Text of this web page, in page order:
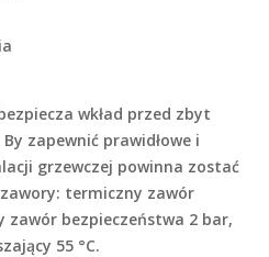
wkład przed zbyt
zapewnić prawidłowe i
grzewczej powinna zostać
termiczny zawór
zawór bezpieczeństwa 2 bar,
55 °C.